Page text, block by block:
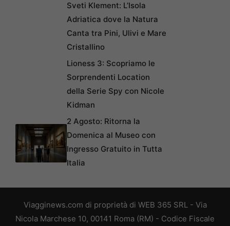
Sveti Klement: L’Isola
Adriatica dove la Natura
Canta tra Pini, Ulivi e Mare
Cristallino
Lioness 3: Scopriamo le
Sorprendenti Location
della Serie Spy con Nicole
Kidman
2 Agosto: Ritorna la
Domenica al Museo con
Ingresso Gratuito in Tutta
Italia
Viagginews.com di proprietà di WEB 365 SRL - Via
Nicola Marchese 10, 00141 Roma (RM) - Codice Fiscale